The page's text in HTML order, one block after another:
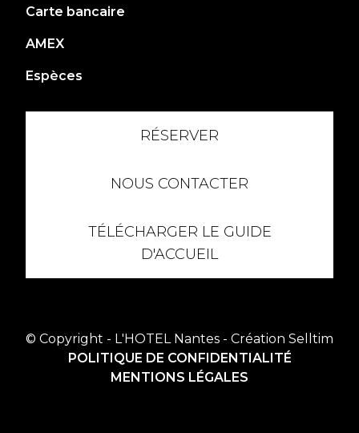
Carte bancaire
AMEX
Espèces
RÉSERVER
NOUS CONTACTER
TÉLÉCHARGER LE GUIDE
D'ACCUEIL
© Copyright - L'HOTEL Nantes - Création Selltim
POLITIQUE DE CONFIDENTIALITÉ
MENTIONS LÉGALES